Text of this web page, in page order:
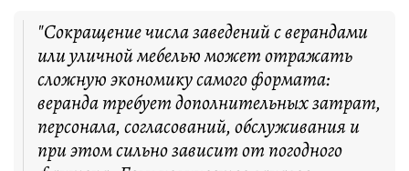
"Сокращение числа заведений с верандами
или уличной мебелью может отражать
сложную экономику самого формата:
веранда требует дополнительных затрат,
персонала, согласований, обслуживания и
при этом сильно зависит от погодного